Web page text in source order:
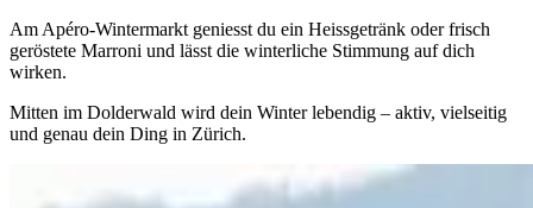
Am Apéro-Wintermarkt geniesst du ein Heissgetränk oder frisch
geröstete Marroni und lässt die winterliche Stimmung auf dich
wirken.
Mitten im Dolderwald wird dein Winter lebendig – aktiv, vielseitig
und genau dein Ding in Zürich.